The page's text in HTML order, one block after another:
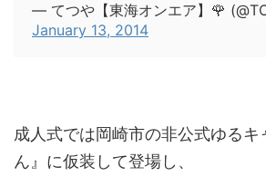
— てつや【東海オンエア】🌹
January 13, 2014
成人式では岡崎市の非公式ゆるキ
ん』に仮装して登場し、